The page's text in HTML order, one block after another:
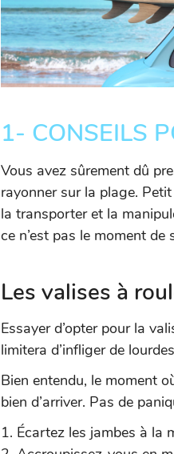
1- CONSEILS
Vous avez sûrement dû
rayonner sur la plage.
la transporter et la
ce n’est pas le moment de
Les valises à
Essayer d’opter pour la
limitera d’infliger de
Bien entendu, le moment
bien d’arriver. Pas de
Écartez les jambes à la